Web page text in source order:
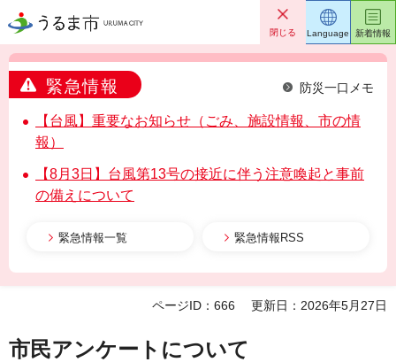
うるま市 閉じる
緊急情報 防災一口メモ
【台風】重要なお知らせ（ごみ、施設情報、市の情
報）
【8月3日】台風第13号の接近に伴う注意喚起と事前
の備えについて
緊急情報一覧 緊急情報RSS
Language 新着情報
ページID：666 更新日：2026年5月27日
市民アンケートについて